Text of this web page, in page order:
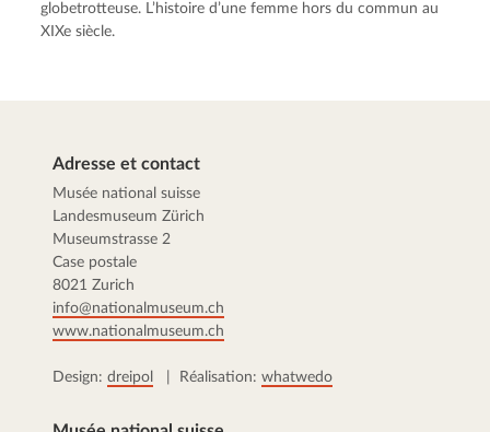
globetrotteuse. L’histoire d’une femme hors du commun au
XIXe siècle.
Adresse et contact
Musée national suisse
Landesmuseum Zürich
Museumstrasse 2
Case postale
8021 Zurich
info@nationalmuseum.ch
www.nationalmuseum.ch
Design: dreipol | Réalisation: whatwedo